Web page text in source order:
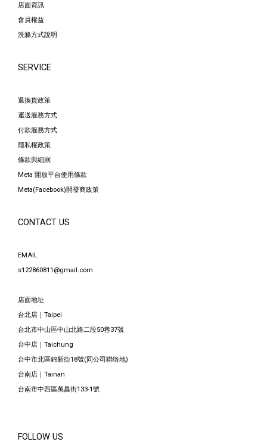
店面資訊
會員權益
洗滌方式說明
SERVICE
退換貨政策
運送服務方式
付款服務方式
隱私權政策
條款與細則
Meta 開放平台使用條款
Meta(Facebook)開發商政策
CONTACT US
EMAIL
s122860811@gmail.com
店面地址
台北店｜Taipei
台北市中山區中山北路二段50巷37號
台中店｜Taichung
台中市北區錦新街18號(同公司聯络地)
台南店｜Tainan
台南市中西區萬昌街133-1號
FOLLOW US